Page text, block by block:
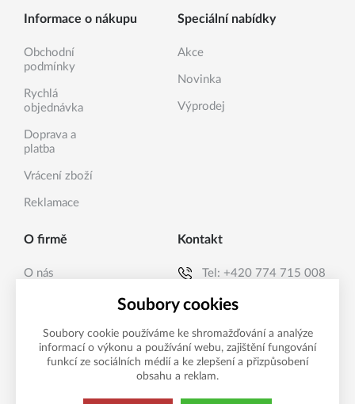
Informace o nákupu
Obchodní
podmínky
Rychlá
objednávka
Doprava a
platba
Vrácení zboží
Reklamace
Speciální nabídky
Akce
Novinka
Výprodej
O firmě
O nás
Kontakt
Tel: +420 774 715 008
E-mail:
Možnosti platby
Soubory cookies
Soubory cookie používáme ke shromažďování a analýze
informací o výkonu a používání webu, zajištění fungování
funkcí ze sociálních médií a ke zlepšení a přizpůsobení
obsahu a reklam.